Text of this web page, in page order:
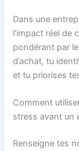
Dans une
l’impact réel de
pondérant par
d’achat, tu
et tu priorises
Comment
stress avant un
Renseigne tes